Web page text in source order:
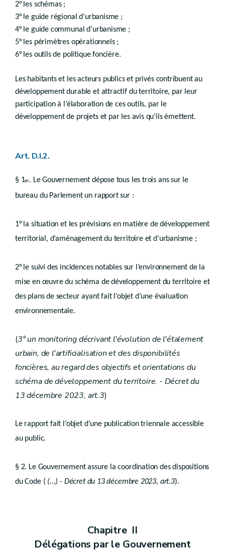
Section 1
Art.D.II.5
Art.D.II.6
Art. D.II.6/1
Section 2 Procédure
Art.D.II.7
Chapitre III
Schémas communaux
Section 1re
Généralités
Art. D.II.10/1
Sous-section 2
Art. D.II.11
Art.D.II.12
Section 4
Art.D.II.13
D.II.14
Chapitre V Abrogation
Art.D.II.15
Chapitre VI
Section 1
Section 2 Hiérarchie
Art.D.II.17
Titre II
Plans de secteur
Chapitre Ier
Dispositions générales
Art.D.II.18
Section 1re
Généralités
D.II.22 Du champ d’application.
Art. D.II.23 De la division du plan de secteur en zones.
Art.D.II.24 De la zone d’habitat.
D.II.28 Des zones d’activité économique.
Art.D.II.29 De la zone d’activité économique mixte
2° les schémas ;
3° le guide régional d’urbanisme ;
4° le guide communal d’urbanisme ;
5° les périmètres opérationnels ;
6° les outils de politique foncière.
Les habitants et les acteurs publics et privés contribuent au
développement durable et attractif du territoire, par leur
participation à l’élaboration de ces outils, par le
développement de projets et par les avis qu’ils émettent.
Art. D.I.2.
§ 1er. Le Gouvernement dépose tous les trois ans sur le
bureau du Parlement un rapport sur :
1° la situation et les prévisions en matière de développement
territorial, d’aménagement du territoire et d’urbanisme ;
2° le suivi des incidences notables sur l’environnement de la
mise en œuvre du schéma de développement du territoire et
des plans de secteur ayant fait l’objet d’une évaluation
environnementale.
(3° un monitoring décrivant l'évolution de l'étalement
urbain, de l'artificialisation et des disponibilités
foncières, au regard des objectifs et orientations du
schéma de développement du territoire. - Décret du
13 décembre 2023, art.3)
Le rapport fait l’objet d’une publication triennale accessible
au public.
§ 2. Le Gouvernement assure la coordination des dispositions
du Code ( (...) - Décret du 13 décembre 2023, art.3).
Chapitre II
Délégations par le Gouvernement